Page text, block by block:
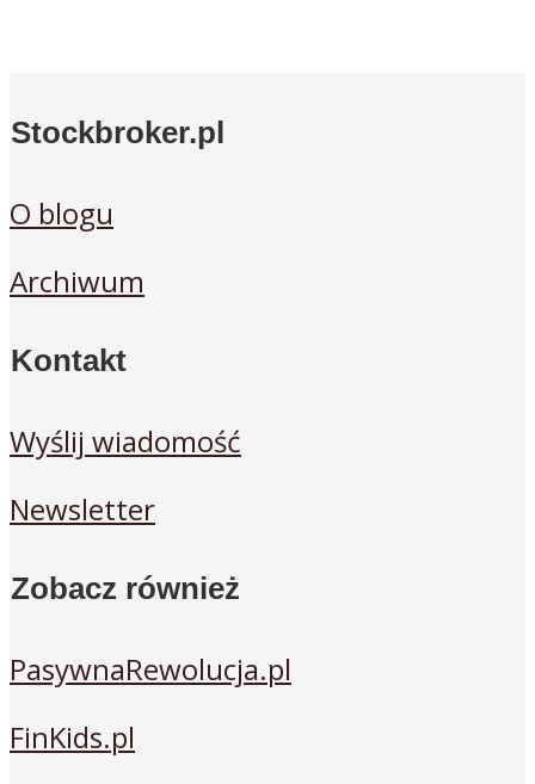
Stockbroker.pl
O blogu
Archiwum
Kontakt
Wyślij wiadomość
Newsletter
Zobacz również
PasywnaRewolucja.pl
FinKids.pl